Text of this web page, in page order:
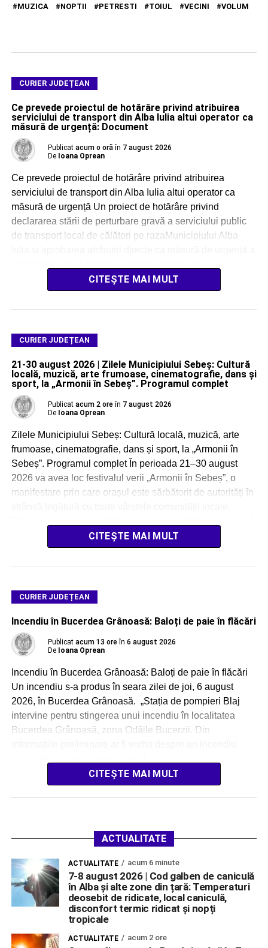
MUZICA NOPTII PETRESTI TOIUL VECINI VOLUM
CURIER JUDEȚEAN
Ce prevede proiectul de hotărâre privind atribuirea
serviciului de transport din Alba Iulia altui operator ca
măsură de urgență: Document
Publicat acum o oră în 7 august 2026
De Ioana Oprean
Ce prevede proiectul de hotărâre privind atribuirea
serviciului de transport din Alba Iulia altui operator ca
măsură de urgență Un proiect de hotărâre privind
declararea stării de perturbare gravă a serviciului public
de transport local de călători pe razaMunicipiului Alba
CITEȘTE MAI MULT
CURIER JUDEȚEAN
21-30 august 2026 | Zilele Municipiului Sebeș: Cultură
locală, muzică, arte frumoase, cinematografie, dans și
sport, la „Armonii în Sebeș”. Programul complet
Publicat acum 2 ore în 7 august 2026
De Ioana Oprean
Zilele Municipiului Sebeș: Cultură locală, muzică, arte
frumoase, cinematografie, dans și sport, la „Armonii în
Sebeș”. Programul complet În perioada 21–30 august
2026 va avea loc festivalul verii „Armonii în Sebeș”, o
manifestare prin care orașul este sărbătorit de autorități în
CITEȘTE MAI MULT
CURIER JUDEȚEAN
Incendiu în Bucerdea Grânoasă: Baloți de paie în flăcări
Publicat acum 13 ore în 6 august 2026
De Ioana Oprean
Incendiu în Bucerdea Grânoasă: Baloți de paie în flăcări
Un incendiu s-a produs în seara zilei de joi, 6 august
2026, în Bucerdea Grânoasă. „Stația de pompieri Blaj
intervine pentru stingerea unui incendiu în localitatea
Bucerdea Grânoasă, zona Odăile Bucerzii. Din
CITEȘTE MAI MULT
ACTUALITATE
ACTUALITATE acum 6 minute
7-8 august 2026 | Cod galben de caniculă
în Alba și alte zone din țară: Temperaturi
deosebit de ridicate, local caniculă,
disconfort termic ridicat și nopți
tropicale
ACTUALITATE acum 2 ore